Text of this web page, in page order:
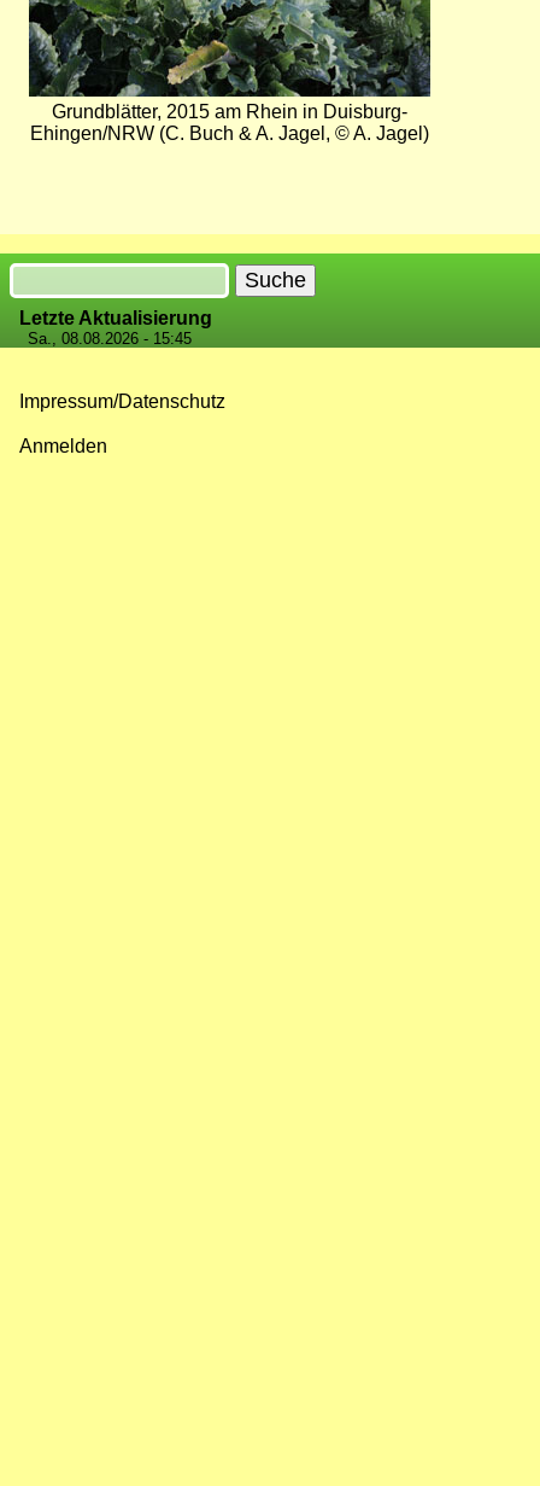
Grundblätter, 2015 am Rhein in Duisburg-
Ehingen/NRW (C. Buch & A. Jagel, © A. Jagel)
Suche
Letzte Aktualisierung
Sa., 08.08.2026 - 15:45
Impressum/Datenschutz
Anmelden